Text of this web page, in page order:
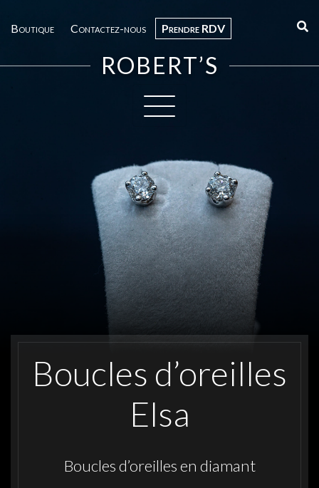
Boutique Contactez-nous Prendre RDV
ROBERT’S
Boucles d’oreilles
Elsa
Boucles d’oreilles en diamant